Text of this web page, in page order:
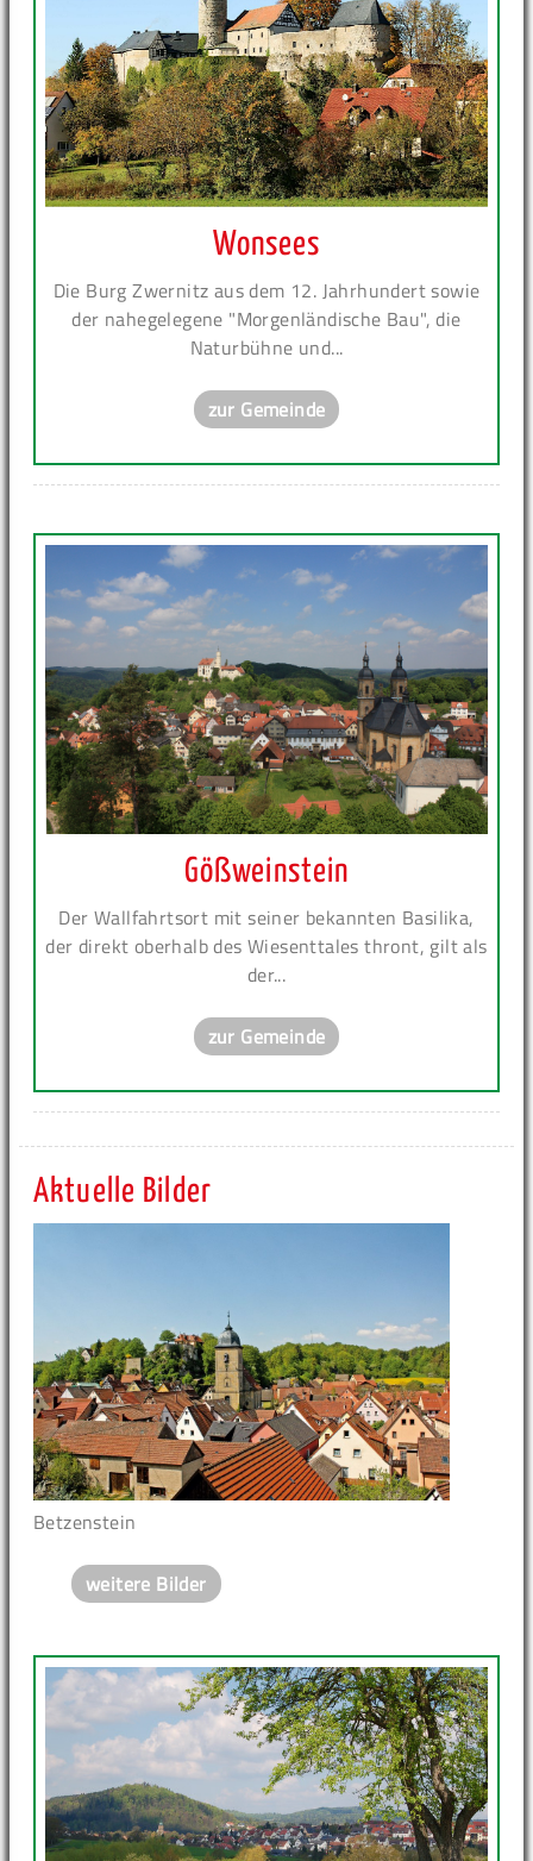
Wonsees
Die Burg Zwernitz aus dem 12. Jahrhundert sowie
der nahegelegene "Morgenländische Bau", die
Naturbühne und...
zur Gemeinde
Gößweinstein
Der Wallfahrtsort mit seiner bekannten Basilika,
der direkt oberhalb des Wiesenttales thront, gilt als
der...
zur Gemeinde
Aktuelle Bilder
Betzenstein
weitere Bilder